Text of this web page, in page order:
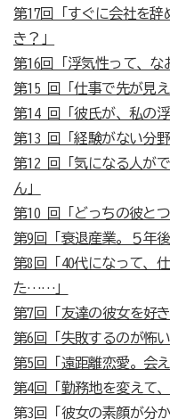
第17回「すぐに会社を
き？」
第16回「浮気性って、な
第15 回「仕事で先が見
第14 回「彼氏が、私の
第13 回「経験がない分
第12 回「気になる人が
ん」
第10 回「どっちの彼と
第9回「衰退産業。５年
第8回「40代になって、
た……」
第7回「友達の彼女を好
第6回「失敗するのが怖
第5回「遠距離恋愛。会
第4回「勤務地を変えて
第3回「彼女の素顔が分か